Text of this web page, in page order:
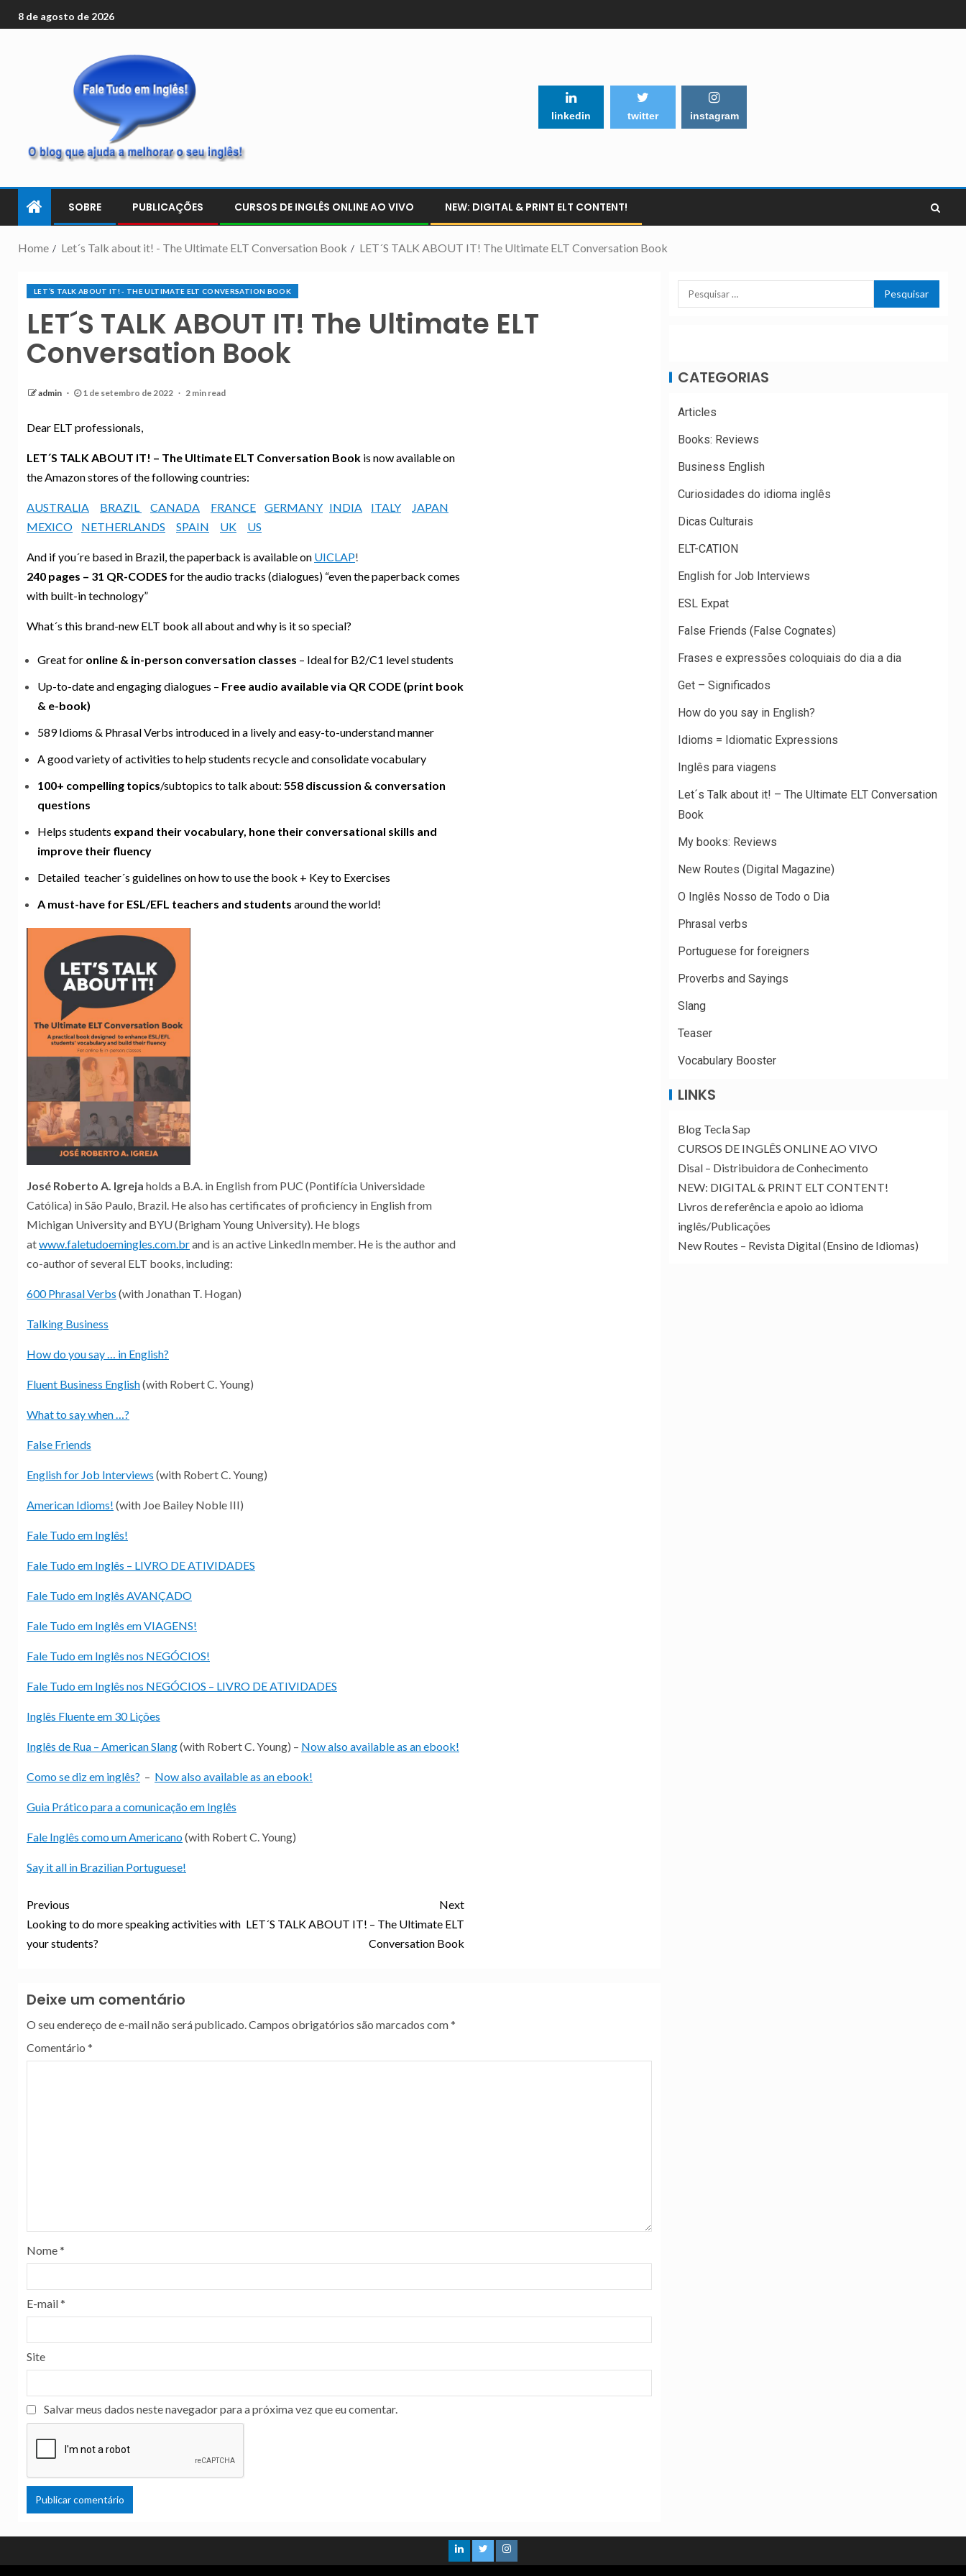
8 de agosto de 2026
linkedin twitter instagram
SOBRE PUBLICAÇÕES CURSOS DE INGLÊS ONLINE AO VIVO NEW: DIGITAL & PRINT ELT CONTENT!
Home Let´s Talk about it! - The Ultimate ELT Conversation Book LET´S TALK ABOUT IT! The Ultimate ELT Conversation Book
LET´S TALK ABOUT IT! - THE ULTIMATE ELT CONVERSATION BOOK
LET´S TALK ABOUT IT! The Ultimate ELT
Conversation Book
admin 1 de setembro de 2022 2 min read
Dear ELT professionals,
LET´S TALK ABOUT IT! – The Ultimate ELT Conversation Book is now available on
the Amazon stores of the following countries:
AUSTRALIA BRAZIL CANADA FRANCE GERMANY INDIA ITALY
JAPAN
MEXICO
NETHERLANDS SPAIN UK US
And if you´re based in Brazil, the paperback is available on UICLAP!
240 pages – 31 QR-CODES for the audio tracks (dialogues) “even the paperback comes
with built-in technology”
What´s this brand-new ELT book all about and why is it so special?
Great for online & in-person conversation classes – Ideal for B2/C1 level students
Up-to-date and engaging dialogues – Free audio available via QR CODE (print book
& e-book)
589 Idioms & Phrasal Verbs introduced in a lively and easy-to-understand manner
A good variety of activities to help students recycle and consolidate vocabulary
100+ compelling topics/subtopics to talk about: 558 discussion & conversation
questions
Helps students expand their vocabulary, hone their conversational skills and
improve their fluency
Detailed teacher´s guidelines on how to use the book + Key to Exercises
A must-have for ESL/EFL teachers and students around the world!
José Roberto A. Igreja holds a B.A. in English from PUC (Pontifícia Universidade
Católica) in São Paulo, Brazil. He also has certificates of proficiency in English from
Michigan University and BYU (Brigham Young University). He blogs
atwww.faletudoemingles.com.brand is an active LinkedIn member. He is the author and
co-author of several ELT books, including:
600 Phrasal Verbs (with Jonathan T. Hogan)
Talking Business
How do you say … in English?
Fluent Business English(with Robert C. Young)
What to say when …?
False Friends
English for Job Interviews (with Robert C. Young)
American Idioms! (with Joe Bailey Noble III)
Fale Tudo em Inglês!
Fale Tudo em Inglês – LIVRO DE ATIVIDADES
Fale Tudo em Inglês AVANÇADO
Fale Tudo em Inglês em VIAGENS!
Fale Tudo em Inglês nos NEGÓCIOS!
Fale Tudo em Inglês nos NEGÓCIOS – LIVRO DE ATIVIDADES
Inglês Fluente em 30 Lições
Inglês de Rua – American Slang(with Robert C. Young) – Now also available as an ebook!
Como se diz em inglês? – Now also available as an ebook!
Guia Prático para a comunicação em Inglês
Fale Inglês como um Americano(with Robert C. Young)
Say it all in Brazilian Portuguese!
Previous
Looking to do more speaking activities with
your students?
Next
LET´S TALK ABOUT IT! – The Ultimate ELT
Conversation Book
Deixe um comentário
O seu endereço de e-mail não será publicado.Campos obrigatórios são marcados com*
Comentário *
Nome*
E-mail*
Site
Salvar meus dados neste navegador para a próxima vez que eu comentar.
CATEGORIAS
Articles
Books: Reviews
Business English
Curiosidades do idioma inglês
Dicas Culturais
ELT-CATION
English for Job Interviews
ESL Expat
False Friends (False Cognates)
Frases e expressões coloquiais do dia a dia
Get – Significados
How do you say in English?
Idioms = Idiomatic Expressions
Inglês para viagens
Let´s Talk about it! – The Ultimate ELT Conversation
Book
My books: Reviews
New Routes (Digital Magazine)
O Inglês Nosso de Todo o Dia
Phrasal verbs
Portuguese for foreigners
Proverbs and Sayings
Slang
Teaser
Vocabulary Booster
LINKS
Blog Tecla Sap
CURSOS DE INGLÊS ONLINE AO VIVO
Disal – Distribuidora de Conhecimento
NEW: DIGITAL & PRINT ELT CONTENT!
Livros de referência e apoio ao idioma
inglês/Publicações
New Routes – Revista Digital (Ensino de Idiomas)